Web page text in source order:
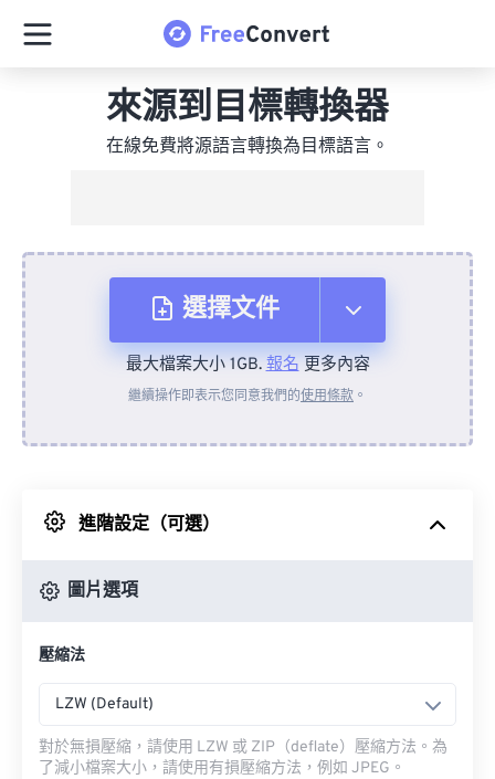
來源到目標轉換器
在線免費將源語言轉換為目標語言。
選擇文件
來自裝置
來自 Google 雲端硬碟
最大檔案大小 1GB.報名更多內容
繼續操作即表示您同意我們的使用條款 。
進階設定（可選）
圖片選項
壓縮法
LZW (Default)
對於無損壓縮，請使用 LZW 或 ZIP（deflate）壓縮方法。為
了減小檔案大小，請使用有損壓縮方法，例如 JPEG。